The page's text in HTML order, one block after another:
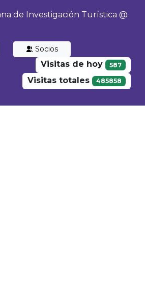
de Investigación Turística @
Socios
Visitas de hoy 587
Visitas totales 485858